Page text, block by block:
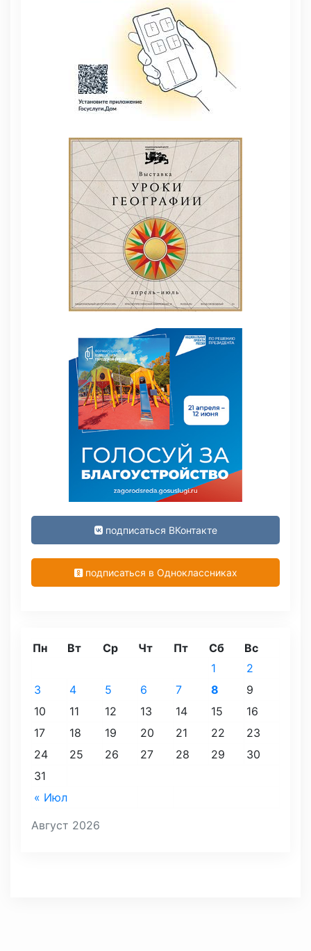
подписаться ВКонтакте
подписаться в Одноклассниках
Август 2026
Пн Вт Ср Чт Пт Сб Вс
« Июл
1
2
3
4 5 6 7 8
9
10
11 12 13 14 15
16
17
18 19 20 21 22
23
24
25 26 27 28 29
30
31